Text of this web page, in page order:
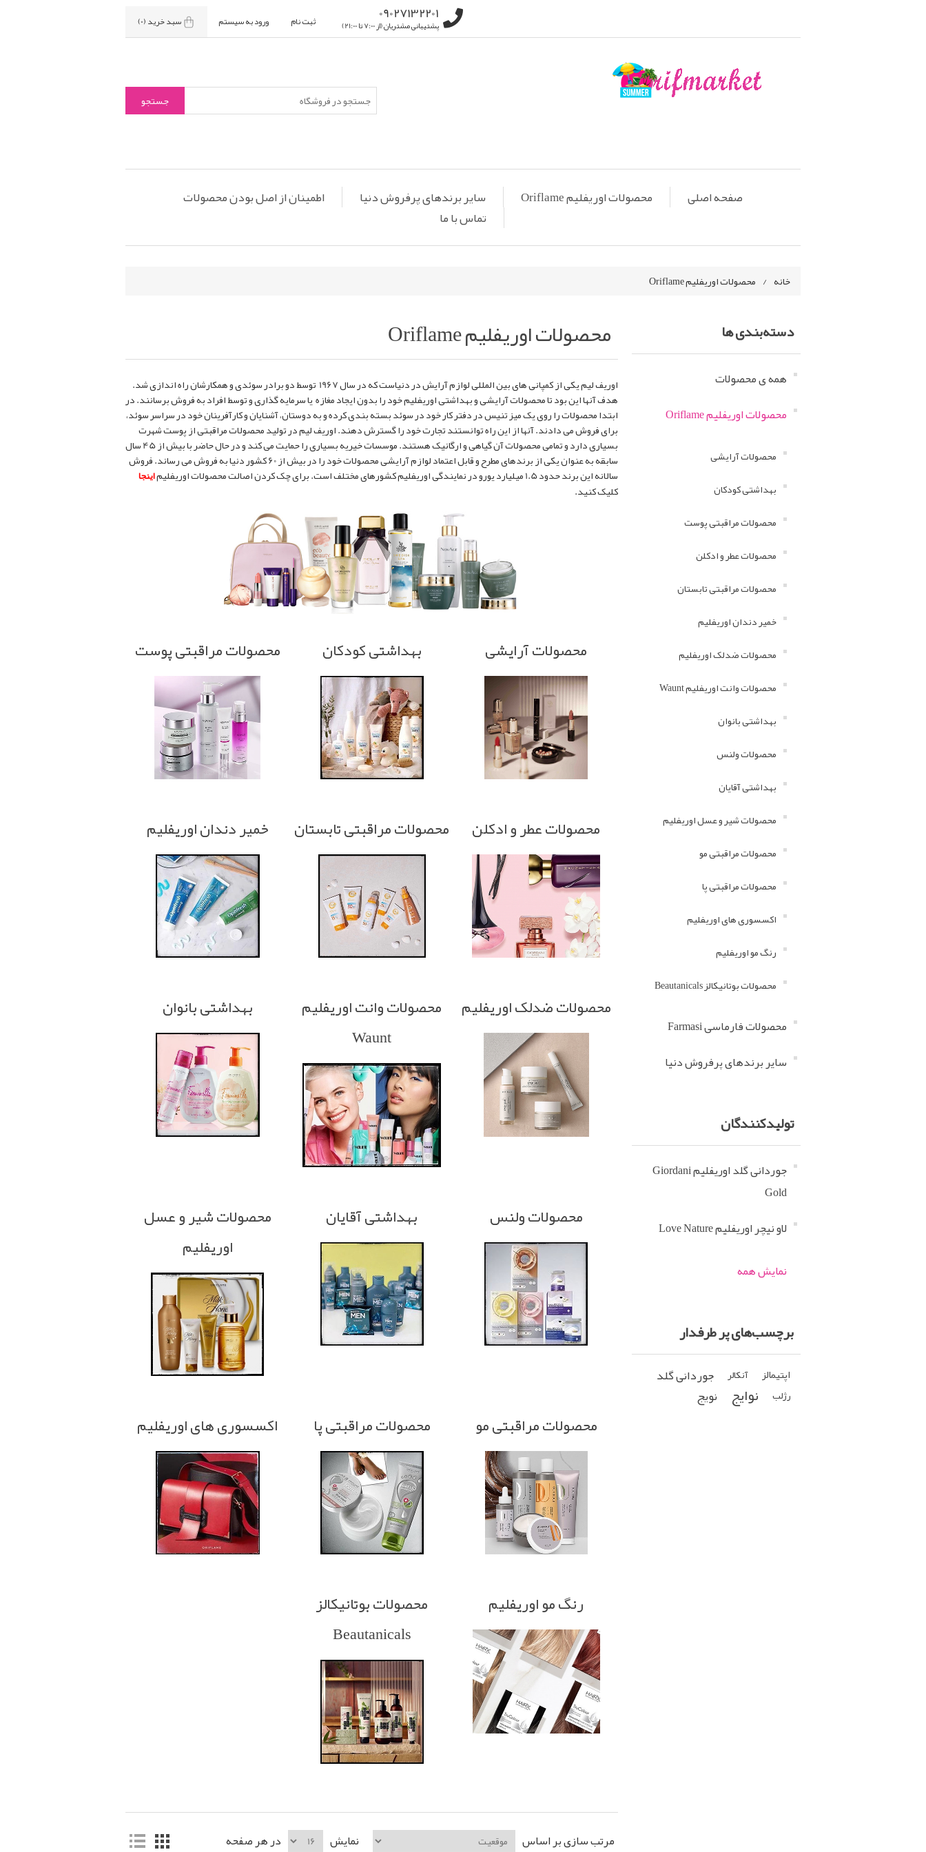
09027132201
پشتیبانی مشتریان (از 7:00 تا 21:00) ثبت نام ورود به سیستم سبد خرید(0)
صفحه اصلی محصولات اوریفلیم Oriflame سایر برندهای پرفروش دنیا
اطمینان از اصل بودن محصولات
تماس با ما
خانه / محصولات اوریفلیم Oriflame
دسته‌بندی ها
همه ی محصولات
محصولات اوریفلیم Oriflame
محصولات آرایشی
بهداشتی کودکان
محصولات مراقبتی پوست
محصولات عطر و ادکلن
محصولات مراقبتی تابستان
خمیر دندان اوریفلیم
محصولات ضدلک اوریفلیم
محصولات وانت اوریفلیم Waunt
بهداشتی بانوان
محصولات ولنس
بهداشتی آقایان
محصولات شیر و عسل اوریفلیم
محصولات مراقبتی مو
محصولات مراقبتی پا
اکسسوری های اوریفلیم
رنگ مو اوریفلیم
محصولات بوتانیکالز Beautanicals
محصولات فارماسی Farmasi
سایر برندهای پرفروش دنیا
تولید‌کنندگان
جوردانی گلد اوریفلیم Giordani
Gold
لاو نیچر اوریفلیم Love Nature
نمایش همه
برچسب‌های پر طرفدار
اپتیمالز آنکالر جوردانی گلد
رژلب نوایج نویج
محصولات اوریفلیم Oriflame
اوریف لیم یکی از کمپانی های بین المللی لوازم آرایش در دنیاست که در سال 1967 توسط دو برادر سوئدی و همکارشان راه اندازی شد.
هدف آنها این بود تا محصولات آرایشی و بهداشتی اوریفلیم خود را بدون ایجاد مغازه یا سرمایه گذاری و توسط افراد به فروش برسانند. در
ابتدا محصولات را روی یک میز تنیس در دفتر کار خود در سوئد بسته بندی کرده و به دوستان، آشنایان و کارآفرینان خود در سراسر سوئد،
برای فروش می دادند. آنها از این راه توانستند تجارت خود را گسترش دهند. اوریف لیم در تولید محصولات مراقبتی از پوست شهرت
بسیاری دارد و تمامی محصولات آن گیاهی و ارگانیک هستند. موسسات خیریه بسیاری را حمایت می کند و در حال حاضر با بیش از 45 سال
سابقه به عنوان یکی از برندهای مطرح و قابل اعتماد لوازم آرایشی محصولات خود را در بیش از 60 کشور دنیا به فروش می رساند. فروش
سالانه این برند حدود 1.5 میلیارد یورو در نمایندگی اوریفلیم کشورهای مختلف است. برای چک کردن اصالت محصولات اوریفلیم اینجا
کلیک کنید.
محصولات آرایشی بهداشتی کودکان محصولات مراقبتی پوست
محصولات عطر و ادکلن محصولات مراقبتی تابستان خمیر دندان اوریفلیم
محصولات ضدلک اوریفلیم
محصولات وانت اوریفلیم
Waunt
بهداشتی بانوان
محصولات ولنس بهداشتی آقایان
محصولات شیر و عسل
اوریفلیم
محصولات مراقبتی مو محصولات مراقبتی پا اکسسوری های اوریفلیم
رنگ مو اوریفلیم
محصولات بوتانیکالز
Beautanicals
مرتب سازی بر اساس نمایش در هر صفحه